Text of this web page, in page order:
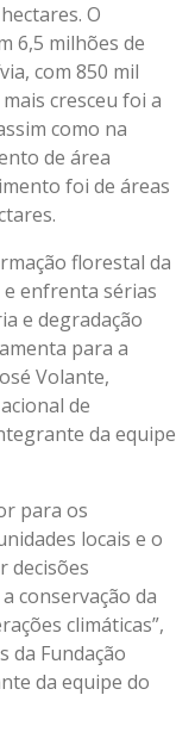
O
6,5 milhões de
com 850 mil
cresceu foi a
como na
de área
foi de áreas
florestal da
e enfrenta sérias
e degradação
para a
Volante,
de
da equipe
para os
locais e o
decisões
conservação da
climáticas”,
da Fundação
da equipe do